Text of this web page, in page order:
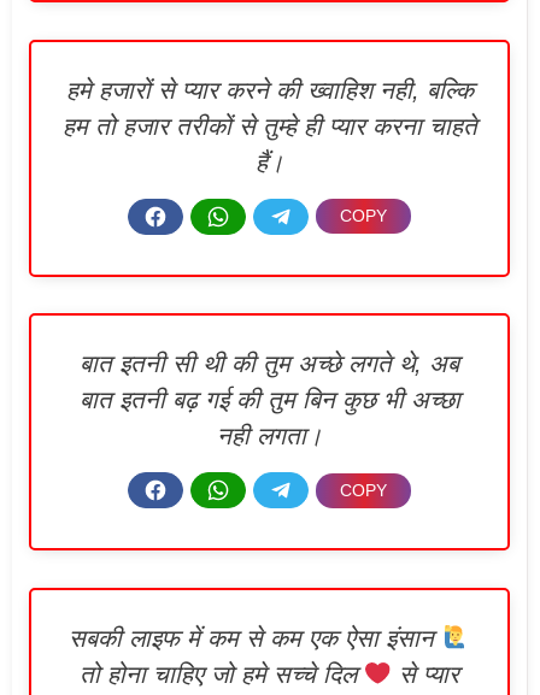
हमे हजारों से प्यार करने की ख्वाहिश नही, बल्कि
हम तो हजार तरीकों से तुम्हे ही प्यार करना चाहते
हैं।
बात इतनी सी थी की तुम अच्छे लगते थे, अब
बात इतनी बढ़ गई की तुम बिन कुछ भी अच्छा
नही लगता।
सबकी लाइफ में कम से कम एक ऐसा इंसान
तो होना चाहिए जो हमे सच्चे दिल
से प्यार